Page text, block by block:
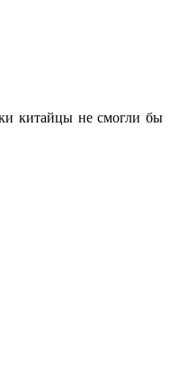
китайцы не смогли бы